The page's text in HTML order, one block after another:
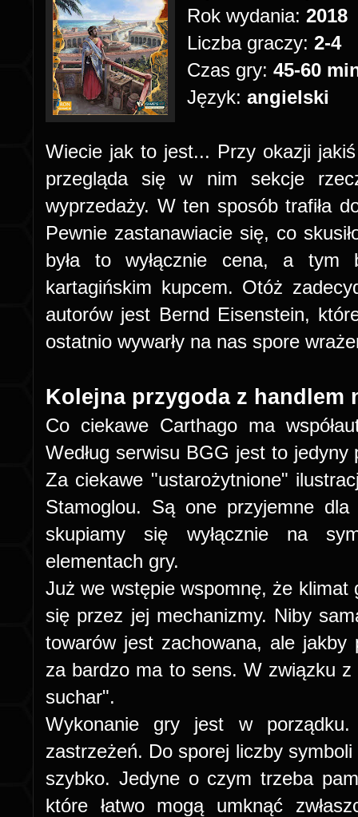
Rok wydania: 2018
Liczba graczy: 2-4
Czas gry: 45-60
Język: angielski
Wiecie jak to jest... Przy okazji
przegląda się w nim sekcje
wyprzedaży. W ten sposób trafiła
Pewnie zastanawiacie się, co
była to wyłącznie cena, a tym
kartagińskim kupcem. Otóż
autorów jest Bernd Eisenstein,
ostatnio wywarły na nas spore
Kolejna przygoda z handlem
Co ciekawe Carthago ma
Według serwisu BGG jest to jedyny
Za ciekawe "ustarożytnione"
Stamoglou. Są one przyjemne
skupiamy się wyłącznie na
elementach gry.
Już we wstępie wspomnę, że
się przez jej mechanizmy. Niby
towarów jest zachowana, ale
za bardzo ma to sens. W związku
suchar".
Wykonanie gry jest w
zastrzeżeń. Do sporej liczby
szybko. Jedyne o czym trzeba
które łatwo mogą umknąć